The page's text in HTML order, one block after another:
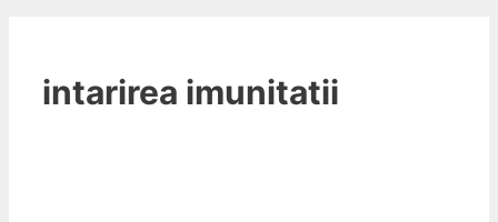
intarirea imunitatii